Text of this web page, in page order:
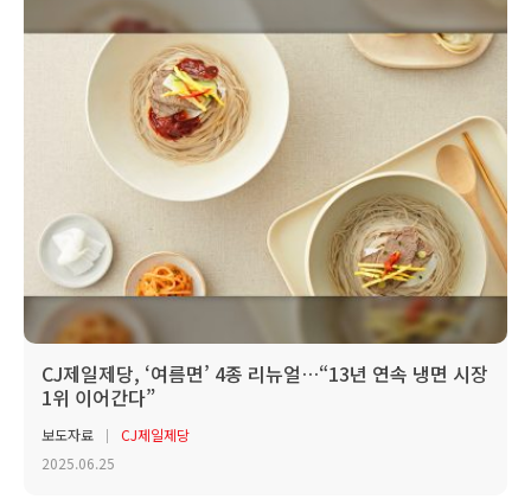
CJ제일제당, ‘여름면’ 4종 리뉴얼…“13년 연속 냉면 시장
1위 이어간다”
보도자료
CJ제일제당
2025.06.25